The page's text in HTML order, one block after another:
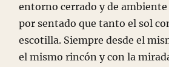
entorno cerrado y de ambiente
por sentado que tanto el sol
escotilla. Siempre desde el
el mismo rincón y con la